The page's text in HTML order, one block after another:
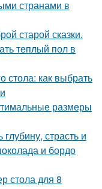
странами в
старой сказки.
теплый пол в
стола: как выбрать
размеры
страсть и
и бордо
стола для 8